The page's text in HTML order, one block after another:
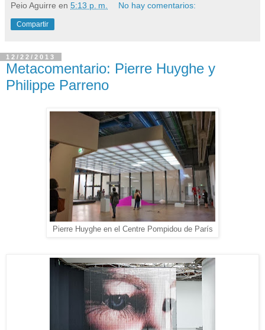
Peio Aguirre en 5:13 p. m. No hay comentarios:
Compartir
12/22/2013
Metacomentario: Pierre Huyghe y
Philippe Parreno
Pierre Huyghe en el Centre Pompidou de París